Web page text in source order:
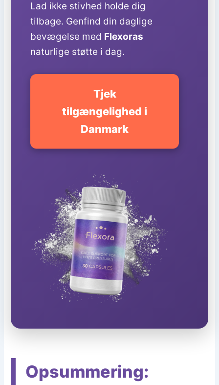
Lad ikke stivhed holde dig
tilbage. Genfind din daglige
bevægelse med Flexoras
naturlige støtte i dag.
Tjek
tilgængelighed i
Danmark
Opsummering: